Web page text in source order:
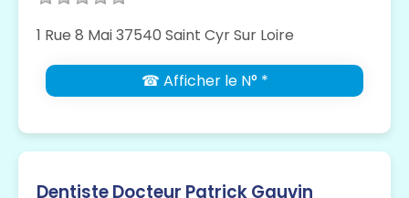
1 Rue 8 Mai 37540 Saint Cyr Sur Loire
☎ Afficher le N° *
Dentiste Docteur Patrick Gauvin